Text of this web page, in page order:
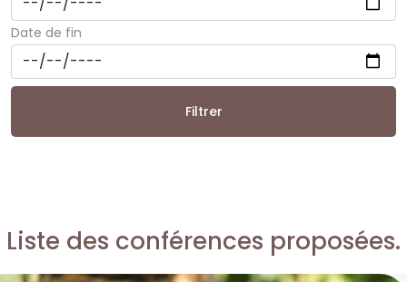
Date de fin
Filtrer
Liste des conférences proposées.